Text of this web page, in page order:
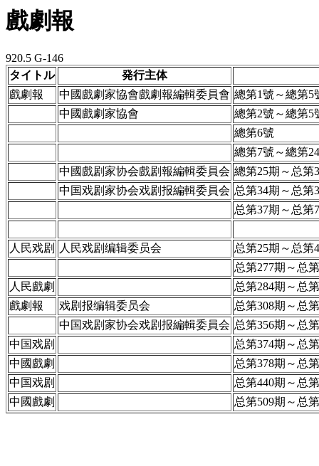
戲劇報
920.5 G-146
タイトル
発行主体
戲劇報
中國戲劇家協會戲劇報編輯委員會 總第1號～總第5
中國戲劇家協會
總第2號～總第5
總第6號
總第7號～總第
中國戲剧家协会戲剧報編輯委員会 總第25期～总第
中国戏剧家协会戏剧报編輯委員会 总第34期～总第
总第37期～总第
人民戏剧 人民戏剧编辑委员会
总第25期～总第
总第277期～总
人民戲劇
总第284期～总
戲劇報
戏剧报编辑委员会
总第308期～总
中国戏剧家协会戏剧报編輯委員会 总第356期～总
中国戏剧
总第374期～总
中國戲劇
总第378期～总
中国戏剧
总第440期～总
中國戲劇
总第509期～总